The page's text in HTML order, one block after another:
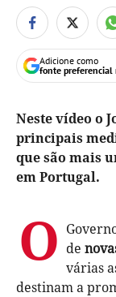
Adicione como
fonte preferencial
Neste vídeo o
principais
que são mais
em Portugal.
O de
várias
destinam a